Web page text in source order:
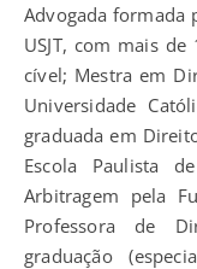
Advogada formada
USJT, com mais
cível; Mestra em
Universidade
graduada em
Escola Paulista
Arbitragem pela
Professora de
graduação